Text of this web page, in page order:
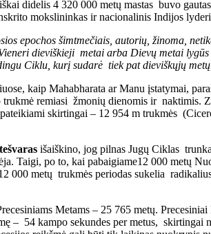
didelis 4 320 000 metų mastas buvo
mokslininkas ir nacionalinis Indijos
epochos šimtmečiais, autorių, žinoma, netik
eri dieviškieji metai arba Dievų metai lygūs
u Ciklu, kurį sudarė tiek pat dieviškųjų
kaip Mahabharata ar Manu įstatymai,
remiasi žmonių dienomis ir naktimis.
skirtingai – 12 954 m trukmės
išaiškino, jog pilnas Jugų Ciklas
Taigi, po to, kai pabaigiame12 000 metų
000 metų trukmės periodas sukelia
Metams – 25 765 metų.
– 54 kampo sekundes per metus,